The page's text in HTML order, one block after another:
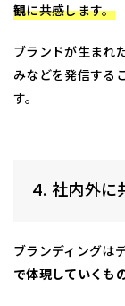
観に共感します。
ブランドが生まれ
みなどを発信する
す。
4. 社内外に
ブランディングは
で体現していくも